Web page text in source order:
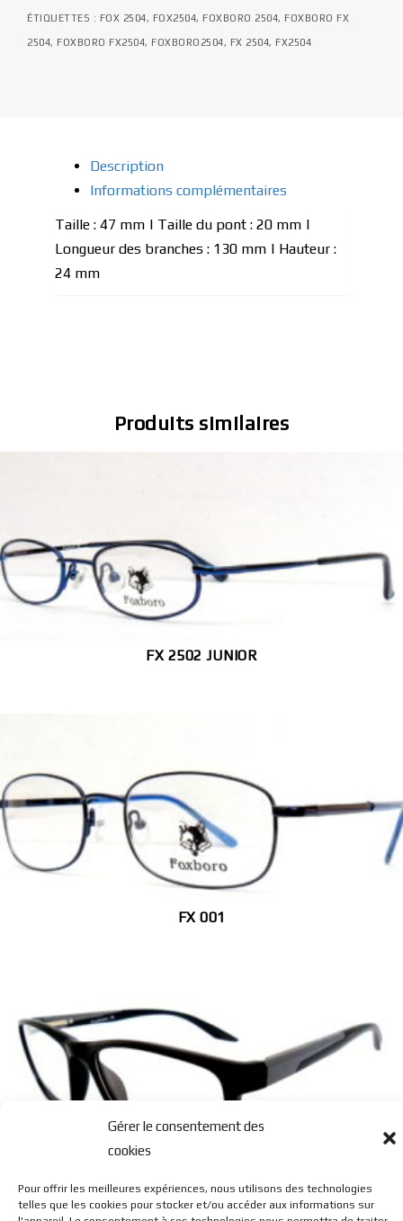
Gérer le consentement des
cookies
Pour offrir les meilleures expériences, nous utilisons des technologies
telles que les cookies pour stocker et/ou accéder aux informations sur
ÉTIQUETTES : FOX 2504, FOX2504, FOXBORO 2504, FOXBORO FX
2504, FOXBORO FX2504, FOXBORO2504, FX 2504, FX2504
Description
Informations complémentaires
Taille : 47 mm | Taille du pont : 20 mm |
Longueur des branches : 130 mm | Hauteur :
24 mm
Produits similaires
FX 2502 JUNIOR
FX 001
FX 030